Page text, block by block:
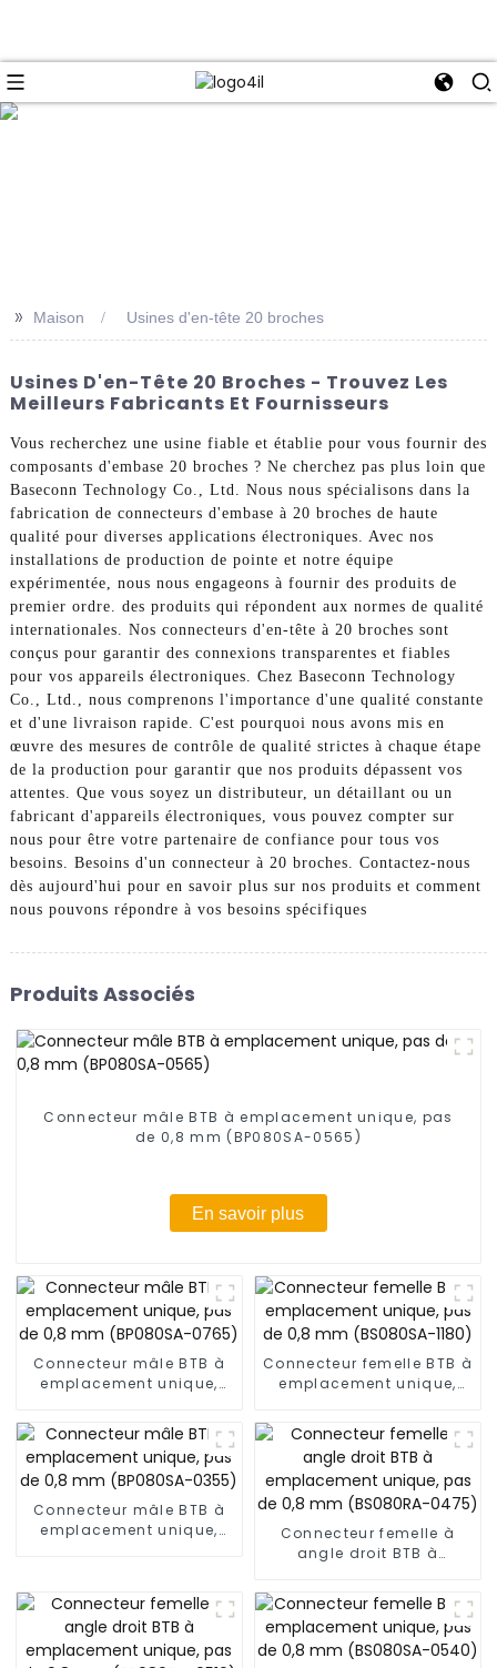
>> Maison Usines d'en-tête 20 broches
Usines D'en-Tête 20 Broches - Trouvez Les
Meilleurs Fabricants Et Fournisseurs
Vous recherchez une usine fiable et établie pour vous fournir des
composants d'embase 20 broches ? Ne cherchez pas plus loin que
Baseconn Technology Co., Ltd. Nous nous spécialisons dans la
fabrication de connecteurs d'embase à 20 broches de haute
qualité pour diverses applications électroniques. Avec nos
installations de production de pointe et notre équipe
expérimentée, nous nous engageons à fournir des produits de
premier ordre. des produits qui répondent aux normes de qualité
internationales. Nos connecteurs d'en-tête à 20 broches sont
conçus pour garantir des connexions transparentes et fiables
pour vos appareils électroniques. Chez Baseconn Technology
Co., Ltd., nous comprenons l'importance d'une qualité constante
et d'une livraison rapide. C'est pourquoi nous avons mis en
œuvre des mesures de contrôle de qualité strictes à chaque étape
de la production pour garantir que nos produits dépassent vos
attentes. Que vous soyez un distributeur, un détaillant ou un
fabricant d'appareils électroniques, vous pouvez compter sur
nous pour être votre partenaire de confiance pour tous vos
besoins. Besoins d'un connecteur à 20 broches. Contactez-nous
dès aujourd'hui pour en savoir plus sur nos produits et comment
nous pouvons répondre à vos besoins spécifiques
Produits Associés
Connecteur mâle BTB à emplacement unique, pas
de 0,8 mm (BP080SA-0565)
En savoir plus
Connecteur mâle BTB à
emplacement unique,
(BP080SA-0765)
Connecteur femelle BTB à
emplacement unique,
(BS080SA-1180)
Connecteur mâle BTB à
emplacement unique,
Connecteur femelle à
angle droit BTB à
pas de 0,8 mm
(BS080RA-0475)